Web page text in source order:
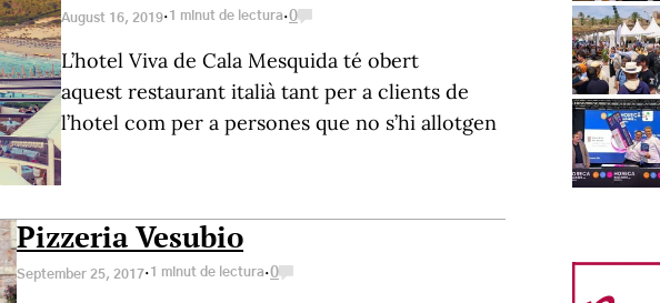
August 16, 2019·1 minut de lectura·0
L’hotel Viva de Cala Mesquida té obert
aquest restaurant italià tant per a clients de
l’hotel com per a persones que no s’hi allotgen
Pizzeria Vesubio
September 25, 2017·1 minut de lectura·0